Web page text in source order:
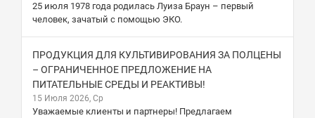
25 июля 1978 года родилась Луиза Браун – первый
человек, зачатый с помощью ЭКО.
ПРОДУКЦИЯ ДЛЯ КУЛЬТИВИРОВАНИЯ ЗА ПОЛЦЕНЫ
– ОГРАНИЧЕННОЕ ПРЕДЛОЖЕНИЕ НА
ПИТАТЕЛЬНЫЕ СРЕДЫ И РЕАКТИВЫ!
15 Июля 2026, Ср
Уважаемые клиенты и партнеры! Предлагаем